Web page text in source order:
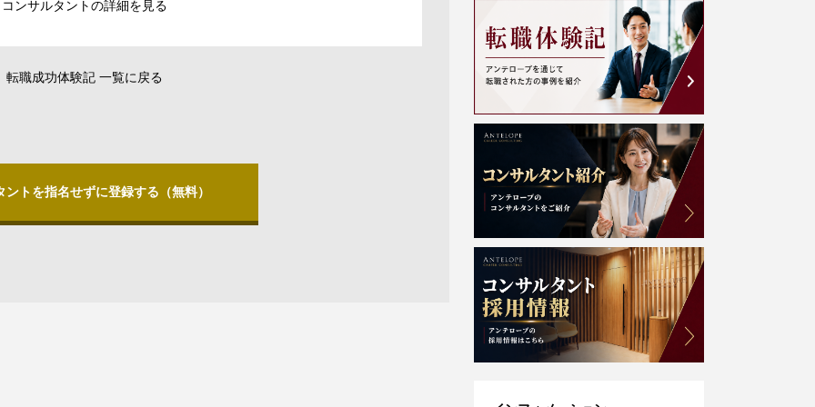
コンサルタントの詳細を見る
転職成功体験記 一覧に戻る
ントを指名せずに登録する（無料）